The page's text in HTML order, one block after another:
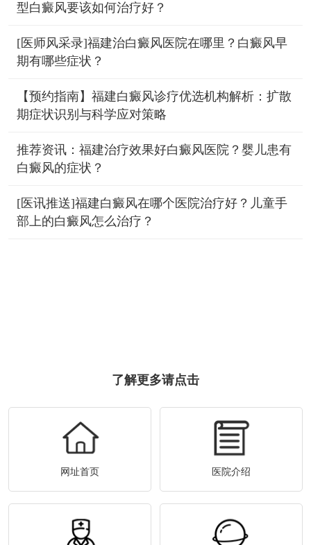
型白癜风要该如何治疗好？
[医师风采录]福建治白癜风医院在哪里？白癜风早
期有哪些症状？
【预约指南】福建白癜风诊疗优选机构解析：扩散
期症状识别与科学应对策略
推荐资讯：福建治疗效果好白癜风医院？婴儿患有
白癜风的症状？
[医讯推送]福建白癜风在哪个医院治疗好？儿童手
部上的白癜风怎么治疗？
了解更多请点击
网址首页 医院介绍